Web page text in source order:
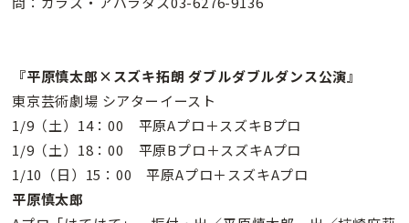
『平原慎太郎×スズキ拓朗 ダブルダブルダンス公演』
東京芸術劇場 シアターイースト
1/9（土）14：00 平原Aプロ＋スズキBプロ
1/9（土）18：00 平原Bプロ＋スズキAプロ
1/10（日）15：00 平原Aプロ＋スズキAプロ
平原慎太郎